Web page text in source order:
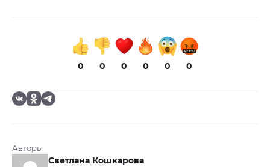
0 0 0 0 0 0
Авторы
Светлана Кошкарова